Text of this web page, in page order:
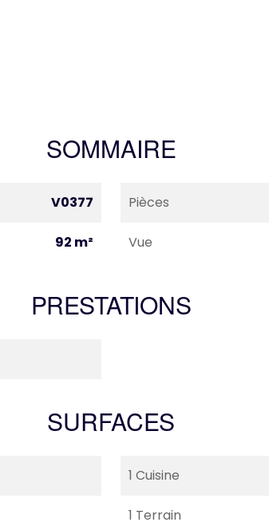
SOMMAIRE
V0377 Pièces
92 m² Vue
PRESTATIONS
SURFACES
1 Cuisine
1 Terrain